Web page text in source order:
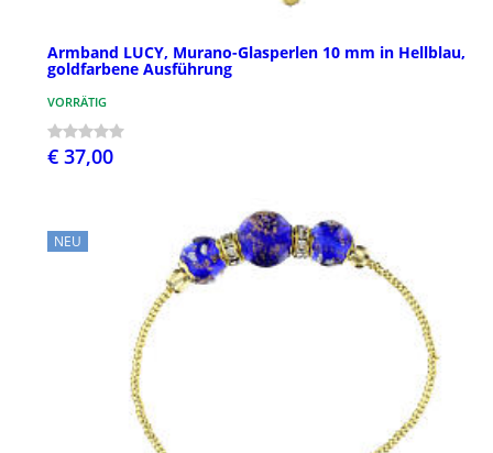
Armband LUCY, Murano-Glasperlen 10 mm in Hellblau,
goldfarbene Ausführung
VORRÄTIG
€ 37,00
NEU